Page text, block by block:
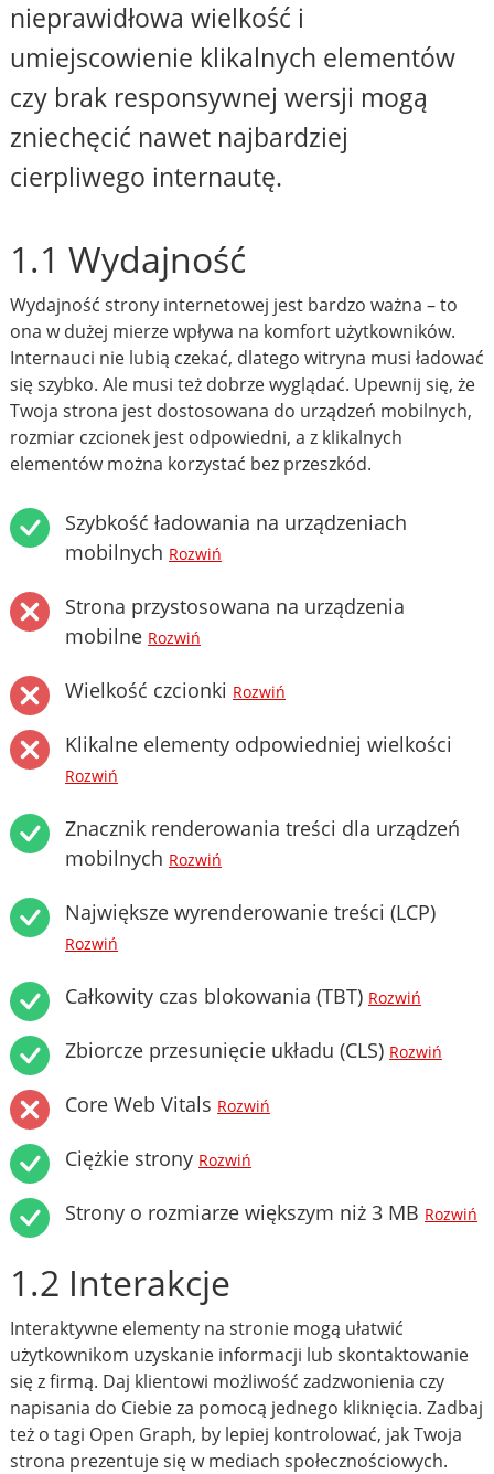
nieprawidłowa wielkość i
umiejscowienie klikalnych elementów
czy brak responsywnej wersji mogą
zniechęcić nawet najbardziej
cierpliwego internautę.
1.1 Wydajność
Wydajność strony internetowej jest bardzo ważna – to
ona w dużej mierze wpływa na komfort użytkowników.
Internauci nie lubią czekać, dlatego witryna musi ładować
się szybko. Ale musi też dobrze wyglądać. Upewnij się, że
Twoja strona jest dostosowana do urządzeń mobilnych,
rozmiar czcionek jest odpowiedni, a z klikalnych
elementów można korzystać bez przeszkód.
Szybkość ładowania na urządzeniach
mobilnych Rozwiń
Strona przystosowana na urządzenia
mobilne Rozwiń
Wielkość czcionki Rozwiń
Klikalne elementy odpowiedniej wielkości
Rozwiń
Znacznik renderowania treści dla urządzeń
mobilnych Rozwiń
Największe wyrenderowanie treści (LCP)
Rozwiń
Całkowity czas blokowania (TBT) Rozwiń
Zbiorcze przesunięcie układu (CLS) Rozwiń
Core Web Vitals Rozwiń
Ciężkie strony Rozwiń
Strony o rozmiarze większym niż 3 MB Rozwiń
1.2 Interakcje
Interaktywne elementy na stronie mogą ułatwić
użytkownikom uzyskanie informacji lub skontaktowanie
się z firmą. Daj klientowi możliwość zadzwonienia czy
napisania do Ciebie za pomocą jednego kliknięcia. Zadbaj
też o tagi Open Graph, by lepiej kontrolować, jak Twoja
strona prezentuje się w mediach społecznościowych.